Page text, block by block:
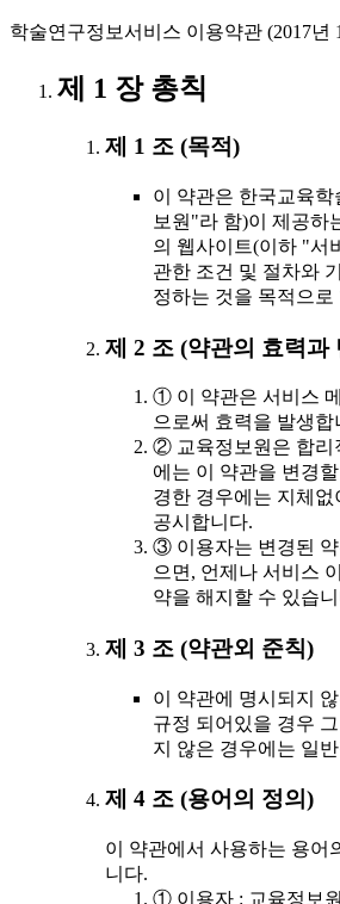
학술연구정보서비스 이용약관 (2017년
제 1 장 총칙
제 1 조 (목적)
이 약관은 한국교육
보원"라 함)이 제공하
의 웹사이트(이하 "서
관한 조건 및 절차와
정하는 것을 목적으로
제 2 조 (약관의 효력과
① 이 약관은 서비스
으로써 효력을 발생합
② 교육정보원은 합리
에는 이 약관을 변경
경한 경우에는 지체
공시합니다.
③ 이용자는 변경된
으면, 언제나 서비스
약을 해지할 수 있습
제 3 조 (약관외 준칙)
이 약관에 명시되지
규정 되어있을 경우
지 않은 경우에는 일
제 4 조 (용어의 정의)
이 약관에서 사용하는 용어
니다.
① 이용자 : 교육정보